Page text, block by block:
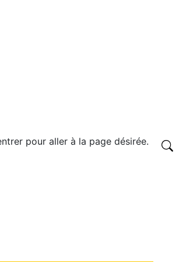
pour aller à la page désirée.